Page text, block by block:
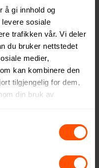
å gi innhold og
sosiale
trafikken vår. Vi deler
du bruker nettstedet
medier,
kan kombinere den
tilgjengelig for dem,
din bruk av